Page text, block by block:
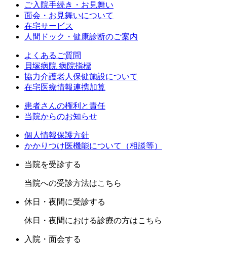
ご入院手続き・お見舞い
面会・お見舞いについて
在宅サービス
人間ドック・健康診断のご案内
よくあるご質問
貝塚病院 病院指標
協力介護老人保健施設について
在宅医療情報連携加算
患者さんの権利と責任
当院からのお知らせ
個人情報保護方針
かかりつけ医機能について（相談等）
当院を受診する
当院への受診方法はこちら
休日・夜間に受診する
休日・夜間における診療の方はこちら
入院・面会する